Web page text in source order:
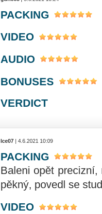
PACKING
VIDEO
AUDIO
BONUSES
VERDICT
Ice07 | 4.6.2021 10:09
PACKING
Baleni opět
pěkný, povedl se
VIDEO